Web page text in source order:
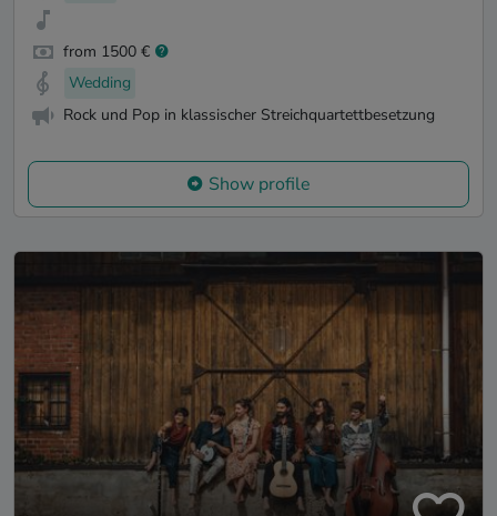
from 1500 €
Wedding
Rock und Pop in klassischer Streichquartettbesetzung
Show profile